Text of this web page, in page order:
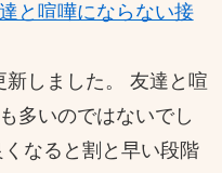
と喧嘩にならない接
しました。 友達と喧
多いのではないでし
なると割と早い段階